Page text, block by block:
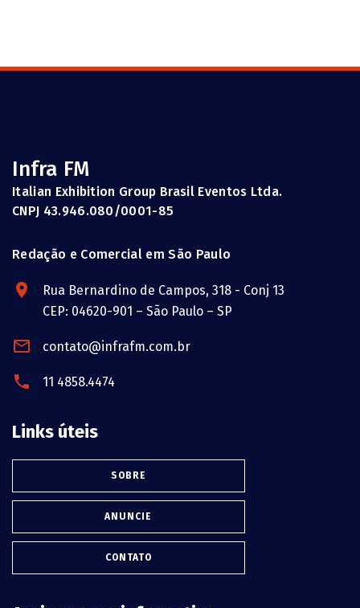
Infra FM
Italian Exhibition Group Brasil Eventos Ltda.
CNPJ 43.946.080/0001-85
Redação e Comercial em São Paulo
Rua Bernardino de Campos, 318 - Conj 13
CEP: 04620-901 – São Paulo – SP
contato@infrafm.com.br
11 4858.4474
Links úteis
SOBRE
ANUNCIE
CONTATO